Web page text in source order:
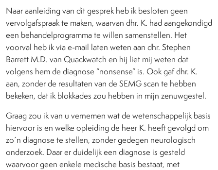
Naar aanleiding van dit gesprek heb ik besloten geen
vervolgafspraak te maken, waarvan dhr. K. had aangekondigd
een behandelprogramma te willen samenstellen. Het
voorval heb ik via e-mail laten weten aan dhr. Stephen
Barrett M.D. van Quackwatch en hij liet mij weten dat
volgens hem de diagnose “nonsense” is. Ook gaf dhr. K.
aan, zonder de resultaten van de SEMG scan te hebben
bekeken, dat ik blokkades zou hebben in mijn zenuwgestel.
Graag zou ik van u vernemen wat de wetenschappelijk basis
hiervoor is en welke opleiding de heer K. heeft gevolgd om
zo´n diagnose te stellen, zonder gedegen neurologisch
onderzoek. Daar er duidelijk een diagnose is gesteld
waarvoor geen enkele medische basis bestaat, met